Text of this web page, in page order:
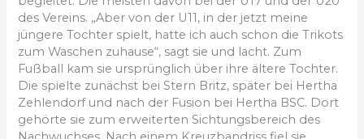
des Vereins. „Aber von der U11, in der jetzt meine
jüngere Tochter spielt, hatte ich auch schon die Trikots
zum Waschen zuhause“, sagt sie und lacht. Zum
Fußball kam sie ursprünglich über ihre ältere Tochter.
Die spielte zunächst bei Stern Britz, später bei Hertha
Zehlendorf und nach der Fusion bei Hertha BSC. Dort
gehörte sie zum erweiterten Sichtungsbereich des